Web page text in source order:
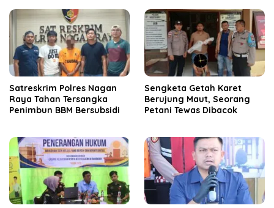
Satreskrim Polres Nagan
Raya Tahan Tersangka
Penimbun BBM Bersubsidi
Sengketa Getah Karet
Berujung Maut, Seorang
Petani Tewas Dibacok